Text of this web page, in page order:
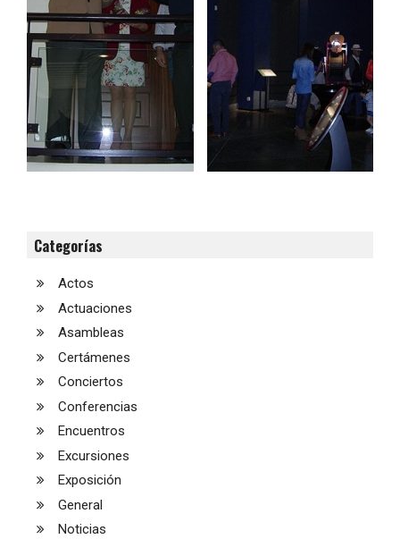
Categorías
Actos
Actuaciones
Asambleas
Certámenes
Conciertos
Conferencias
Encuentros
Excursiones
Exposición
General
Noticias